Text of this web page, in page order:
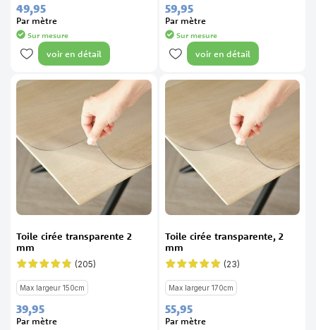
49,95
Par mètre
Sur mesure
voir en détail
59,95
Par mètre
Sur mesure
voir en détail
Toile cirée transparente 2
mm
Évaluation: (205)
Max largeur 150cm
39,95
Par mètre
Toile cirée transparente, 2
mm
Évaluation: (23)
Max largeur 170cm
55,95
Par mètre